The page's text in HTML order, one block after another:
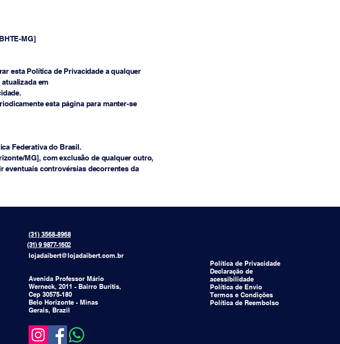
MG]
esta Política de Privacidade a qualquer
em
esta página para manter-se
Federativa do Brasil.
MG], com exclusão de qualquer outro,
eventuais controvérsias decorrentes da
(31) 3568-8968
{[[[[(31) 9 9877-1602
lojadaibert@lojadaibert.com.br
Avenida Professor Mário
Werneck, 2011 - Bairro Buritis,
Cep 30575-180
Belo Horizonte - Minas
Gerais, Brazil
Política de Privacidade
Declaração de
acessibilidade
Política de Envio
Termos e Condições
Política de Reembolso